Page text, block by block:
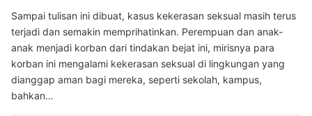
Sampai tulisan ini dibuat, kasus kekerasan seksual masih terus
terjadi dan semakin memprihatinkan. Perempuan dan anak-
anak menjadi korban dari tindakan bejat ini, mirisnya para
korban ini mengalami kekerasan seksual di lingkungan yang
dianggap aman bagi mereka, seperti sekolah, kampus,
bahkan…